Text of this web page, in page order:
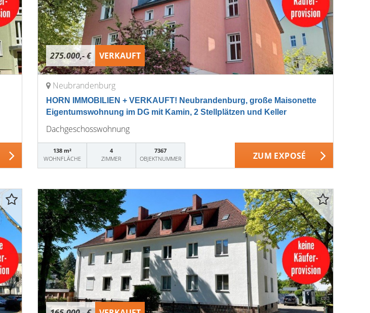
275.000,- € VERKAUFT
Neubrandenburg
HORN IMMOBILIEN + VERKAUFT! Neubrandenburg, große Maisonette
Eigentumswohnung im DG mit Kamin, 2 Stellplätzen und Keller
Dachgeschosswohnung
138 m²
WOHNFLÄCHE
4
ZIMMER
7367
OBJEKTNUMMER
ZUM EXPOSÉ